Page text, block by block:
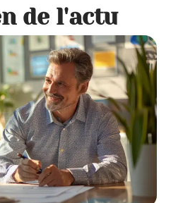
de l'actu